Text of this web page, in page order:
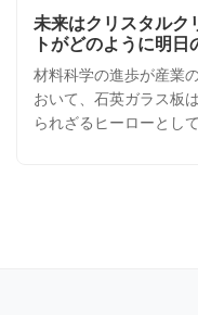
未来はクリスタルク
トがどのように明日
ているか
材料科学の進歩が産業
おいて、石英ガラス板
られざるヒーローとし
る主な利点: 熱のチャ